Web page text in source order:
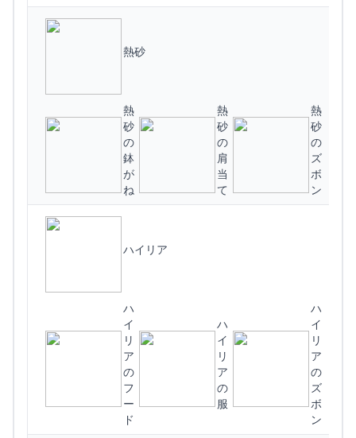
熱砂
熱
砂
の
鉢
が
ね
熱
砂
の
肩
当
て
熱
砂
の
ズ
ボ
ン
ハイリア
ハ
イ
リ
ア
の
フ
ー
ド
ハ
イ
リ
ア
の
服
ハ
イ
リ
ア
の
ズ
ボ
ン